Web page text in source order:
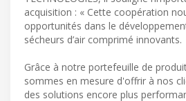
acquisition : « Cette coopération
opportunités dans le
sécheurs d’air comprimé innovants.
Grâce à notre portefeuille de
sommes en mesure d'offrir à nos
des solutions encore plus